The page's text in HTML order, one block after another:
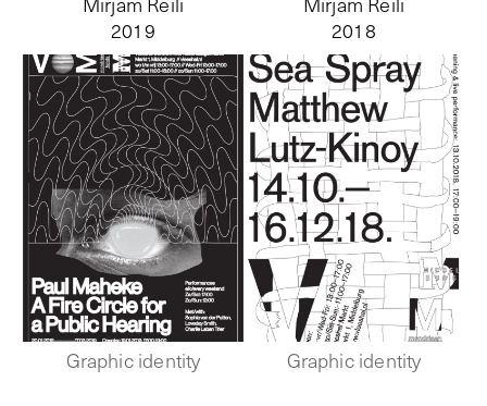
2019
Graphic identity
2018
Graphic identity